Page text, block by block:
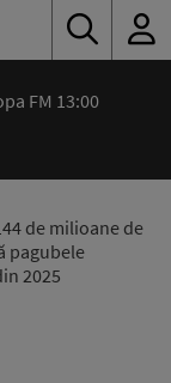
FM 13:00
de milioane de
pagubele
2025